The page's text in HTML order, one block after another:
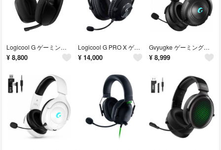
Logicool G ゲーミングヘッドセット G321 LIGHTSPEED 軽量 210g Bluetooth ワイヤレス
¥ 8,800
Logicool G PRO X ゲーミングヘッドセット G-PHS-003 ゲーミング ヘッドセット Dolby 7.1ch
¥ 14,000
Gvyugke ゲーミングヘッドセット 2.4G USB/Type-C/Bluetooth 5.4/有線 4WAY接続 20ms
¥ 8,999